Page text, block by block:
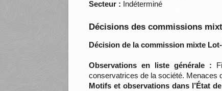
Secteur : Indéterminé
Décisions des commissions
Décision de la commission mixte
Observations en liste générale :
conservatrices de la société. Menaces
Motifs et observations dans l’État